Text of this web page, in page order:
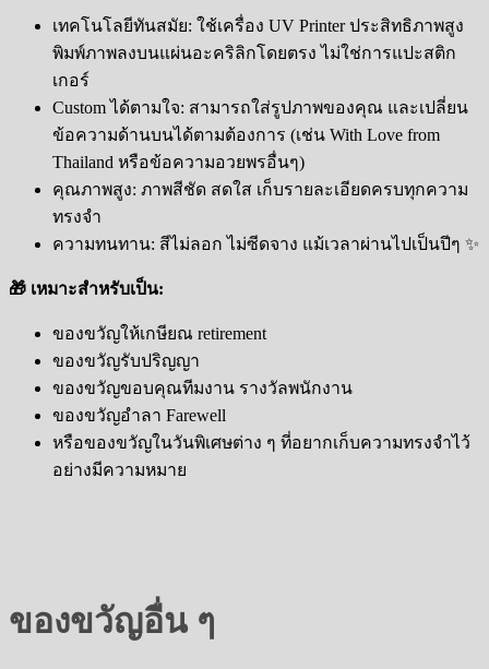
เทคโนโลยีทันสมัย: ใช้เครื่อง UV Printer ประสิทธิภาพสูง
พิมพ์ภาพลงบนแผ่นอะคริลิกโดยตรง ไม่ใช่การแปะสติก
เกอร์
Custom ได้ตามใจ: สามารถใส่รูปภาพของคุณ และเปลี่ยน
ข้อความด้านบนได้ตามต้องการ (เช่น With Love from
Thailand หรือข้อความอวยพรอื่นๆ)
คุณภาพสูง: ภาพสีชัด สดใส เก็บรายละเอียดครบทุกความ
ทรงจำ
ความทนทาน: สีไม่ลอก ไม่ซีดจาง แม้เวลาผ่านไปเป็นปีๆ ✨
🎁 เหมาะสำหรับเป็น:
ของขวัญให้เกษียณ retirement
ของขวัญรับปริญญา
ของขวัญขอบคุณทีมงาน รางวัลพนักงาน
ของขวัญอำลา Farewell
หรือของขวัญในวันพิเศษต่าง ๆ ที่อยากเก็บความทรงจำไว้
อย่างมีความหมาย
ของขวัญอื่น ๆ